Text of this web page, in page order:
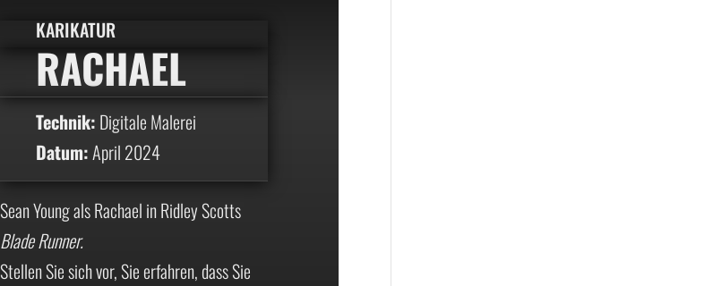
KARIKATUR
RACHAEL
Technik: Digitale Malerei
Datum:April 2024
Sean Young als Rachael in Ridley Scotts
Blade Runner.
Stellen Sie sich vor, Sie erfahren, dass Sie